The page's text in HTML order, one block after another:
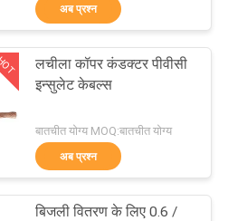
केबल्स
अब प्रश्न
लचीला कॉपर कंडक्टर पीवीसी
इन्सुलेट केबल्स
बातचीत योग्य MOQ:बातचीत योग्य
अब प्रश्न
बिजली वितरण के लिए 0.6 /